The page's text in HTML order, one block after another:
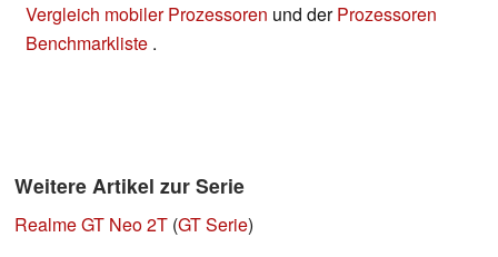
Vergleich mobiler Prozessoren und derProzessoren
Benchmarkliste .
Weitere Artikel zur Serie
Realme GT Neo 2T (GT Serie)